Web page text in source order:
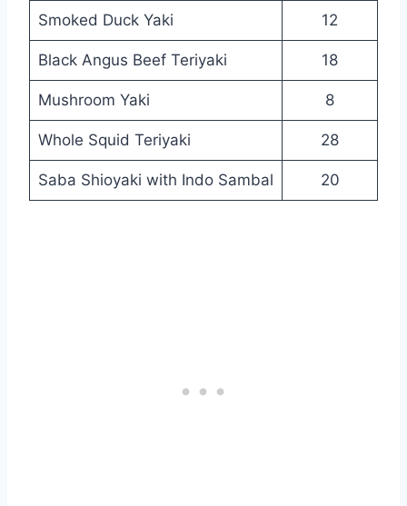
Smoked Duck Yaki 12
Black Angus Beef Teriyaki 18
Mushroom Yaki 8
Whole Squid Teriyaki 28
Saba Shioyaki with Indo Sambal 20